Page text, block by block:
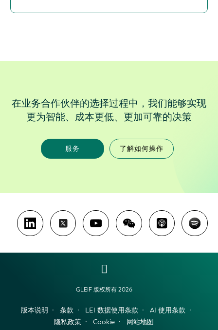
在业务合作伙伴的选择过程中，我们能够实现
更为智能、成本更低、更加可靠的决策
服务 了解如何操作
GLEIF 版权所有 2026
版本说明 条款 LEI 数据使用条款
AI 使用条款
隐私政策
Cookie 网站地图